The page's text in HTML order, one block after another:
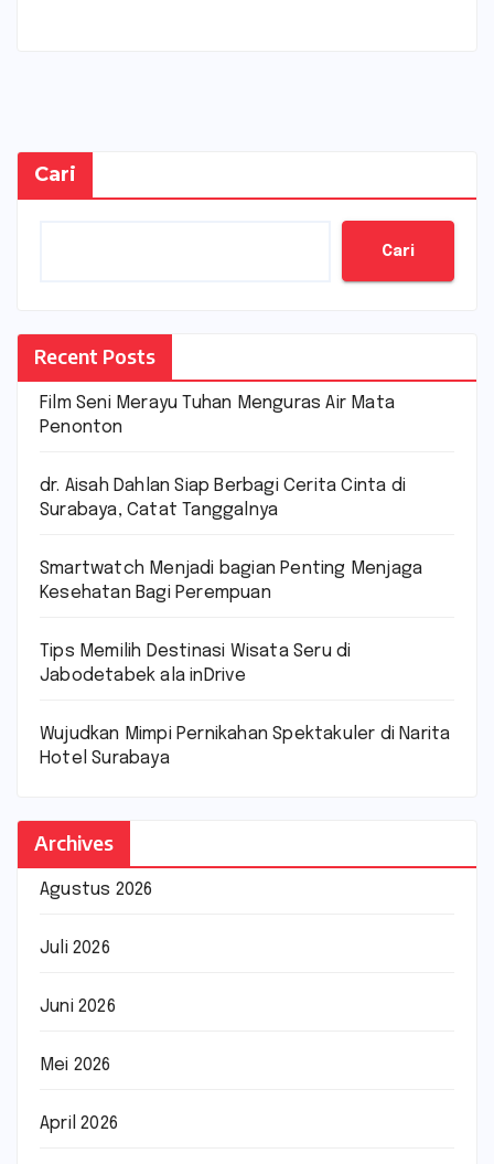
Cari
Cari
Recent Posts
Film Seni Merayu Tuhan Menguras Air Mata
Penonton
dr. Aisah Dahlan Siap Berbagi Cerita Cinta di
Surabaya, Catat Tanggalnya
Smartwatch Menjadi bagian Penting Menjaga
Kesehatan Bagi Perempuan
Tips Memilih Destinasi Wisata Seru di
Jabodetabek ala inDrive
Wujudkan Mimpi Pernikahan Spektakuler di Narita
Hotel Surabaya
Archives
Agustus 2026
Juli 2026
Juni 2026
Mei 2026
April 2026